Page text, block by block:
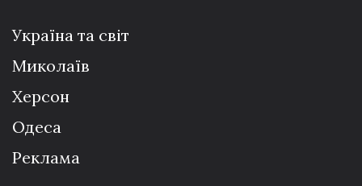
Україна та світ
Миколаїв
Херсон
Одеса
Реклама